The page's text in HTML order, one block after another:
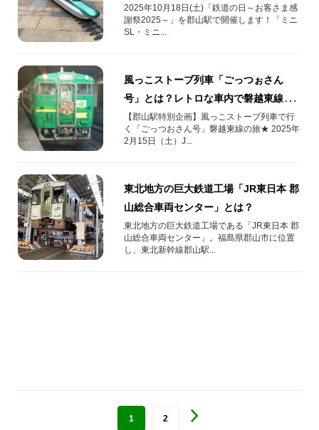
う！
2025年10月18日(土)「鉄道の日～お客さま感
謝祭2025～」を郡山駅で開催します！「ミニ
SL・ミニ...
風っこストーブ列車「ごっつぉさん
号」とは？レトロな車内で磐越東線沿
線のグルメやスイーツなどを満喫！
【郡山駅特別企画】風っこストーブ列車で行
く「ごっつおさん号」磐越東線の旅★ 2025年
2月15日（土）J...
東北地方の巨大鉄道工場「JR東日本 郡
山総合車両センター」とは？
東北地方の巨大鉄道工場である「JR東日本 郡
山総合車両センター」。福島県郡山市に位置
し、東北新幹線郡山駅...
1 2